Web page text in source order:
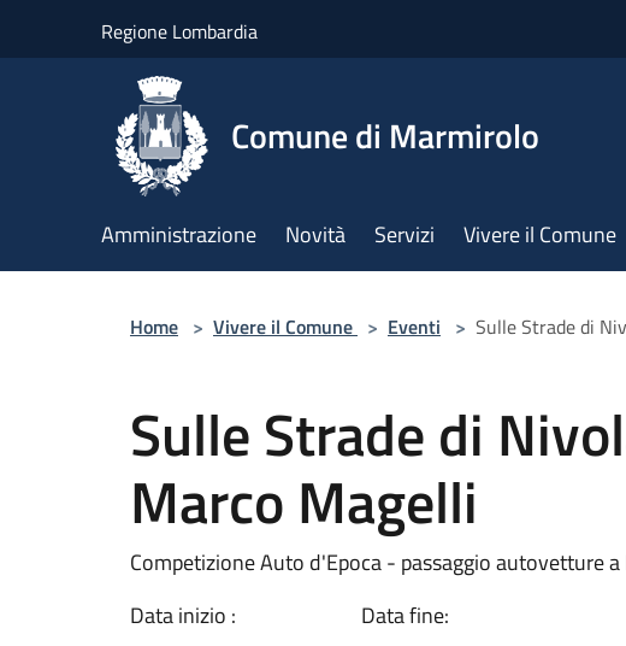
Regione Lombardia
Comune di Marmirolo
Amministrazione Novità Servizi Vivere il Comune
Home > Vivere il Comune > Eventi > Sulle Strade di
Sulle Strade di
Marco Magelli
Competizione Auto d'Epoca - passaggio autovetture
Data inizio :
Data fine: